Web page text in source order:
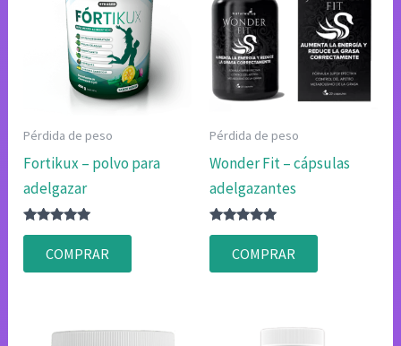
Pérdida de peso
Fortikux – polvo para
adelgazar
Valorado
4.83
de 5
COMPRAR
Pérdida de peso
Wonder Fit – cápsulas
adelgazantes
Valorado
4.80
de 5
COMPRAR